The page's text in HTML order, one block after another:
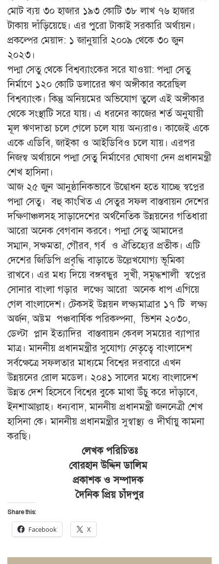
মোট ব্যয় ৩০ হাজার ১৯৩ কোটি ৩৮ লাখ ৭৬ হাজার
টাকায় দাঁড়িয়েছে। এর পুরো টাকাই সরকারি অর্থায়ন।
প্রকল্পের মেয়াদ: ১ জানুয়ারি ২০০৯ থেকে ৩০ জুন
২০২৩।
পদ্মা সেতু থেকে বিশ্বব্যাংকের সরে যাওয়া: পদ্মা সেতু
নির্মাণে ১২০ কোটি ডলারের ঋণ অঙ্গীকার করেছিল
বিশ্বব্যাংক। কিন্তু অনিয়মের অভিযোগ তুলে এই অঙ্গীকার
থেকে সংস্থাটি সরে যায়। এ ধরনের কাজের শর্ত অনুযায়ী
মূল ঋণদাতা চলে গেলে চলে যায় অন্যরাও। কাজেই একে
একে এডিবি, জাইকা ও আইডিবিও চলে যায়। এরপর
নিজস্ব অর্থায়নে পদ্মা সেতু নির্মাণের ঘোষণা দেন প্রধানমন্ত্রী
শেখ হাসিনা।
আজ ২৫ জুন আনুষ্ঠানিকভাবে উদ্বোধন হতে যাচ্ছে স্বপ্নের
পদ্মা সেতু। বহু কাংখিত এ সেতুর সফল বাস্তবায়ন দেশের
দক্ষিণাঞ্চলসহ সাড়াদেশের অর্থনৈতিক উন্নয়নের গতিধারা
আরো অনেক বেগবান করবে। পদ্মা সেতু আমাদের
সম্মান, সক্ষমতা, গৌরব, গর্ব ও ঐতিহ্যের প্রতীক। এটি
দেশের জিডিপি প্রবৃদ্ধি বাড়াতে উল্লেখযোগ্য ভূমিকা
রাখবে। এর মধ্য দিয়ে বঙ্গবন্ধুর সুখী, সমৃদ্ধশালী স্বপ্নের
সোনার বাংলা গড়ার লক্ষ্যে আরো অনেক ধাপ এগিয়ে
গেল বাংলাদেশ। টেকসই উন্নয়ন লক্ষ্যমাত্রার ১৭ টি লক্ষ্য
অর্জন, অষ্টম পঞ্চবার্ষিক পরিকল্পনা, ভিশন ২০৩০,
ডেল্টা প্লান ইত্যাদির বাস্তবায়ন কেবল সময়ের ব্যাপার
মাত্র। মাননীয় প্রধানমন্ত্রীর সুযোগ্য নেতৃত্বে বাংলাদেশ
সর্বক্ষেত্রে সফলতার মাধ্যমে বিশ্বের দরবারে এখন
উন্নয়নের রোল মডেল। ২০৪১ সালের মধ্যে বাংলাদেশ
উন্নত দেশ হিসেবে বিশ্বের বুকে মাথা উঁচু করে দাঁড়াবে,
ইনশাআল্লাহ। ধন্যবাদ, মাননীয় প্রধানমন্ত্রী জননেত্রী শেখ
হাসিনা কে। মাননীয় প্রধানমন্ত্রীর সুস্বাস্থ্য ও দীর্ঘায়ু কামনা
করছি।
লেখক পরিচিতঃ
বোরহান উদ্দিন ডালিম
প্রকাশক ও সম্পাদক
দৈনিক প্রিয় চাঁদপুর
Share this:
Facebook X